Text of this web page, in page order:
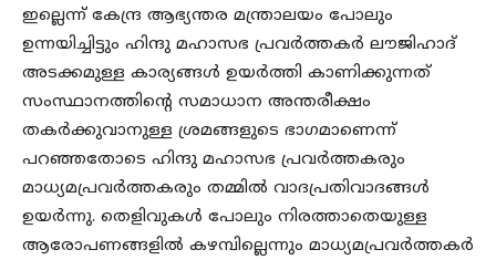
ഇല്ലെന്ന് കേന്ദ്ര ആഭ്യന്തര മന്ത്രാലയം പോലും
ഉന്നയിച്ചിട്ടും ഹിന്ദു മഹാസഭ പ്രവർത്തകർ ലൗജിഹാദ്
അടക്കമുള്ള കാര്യങ്ങൾ ഉയർത്തി കാണിക്കുന്നത്
സംസ്ഥാനത്തിൻ്റെ സമാധാന അന്തരീക്ഷം
തകർക്കുവാനുള്ള ശ്രമങ്ങളുടെ ഭാഗമാണെന്ന്
പറഞ്ഞതോടെ ഹിന്ദു മഹാസഭ പ്രവർത്തകരും
മാധ്യമപ്രവർത്തകരും തമ്മിൽ വാദപ്രതിവാദങ്ങൾ
ഉയർന്നു. തെളിവുകൾ പോലും നിരത്താതെയുള്ള
ആരോപണങ്ങളിൽ കഴമ്പില്ലെന്നും മാധ്യമപ്രവർത്തകർ